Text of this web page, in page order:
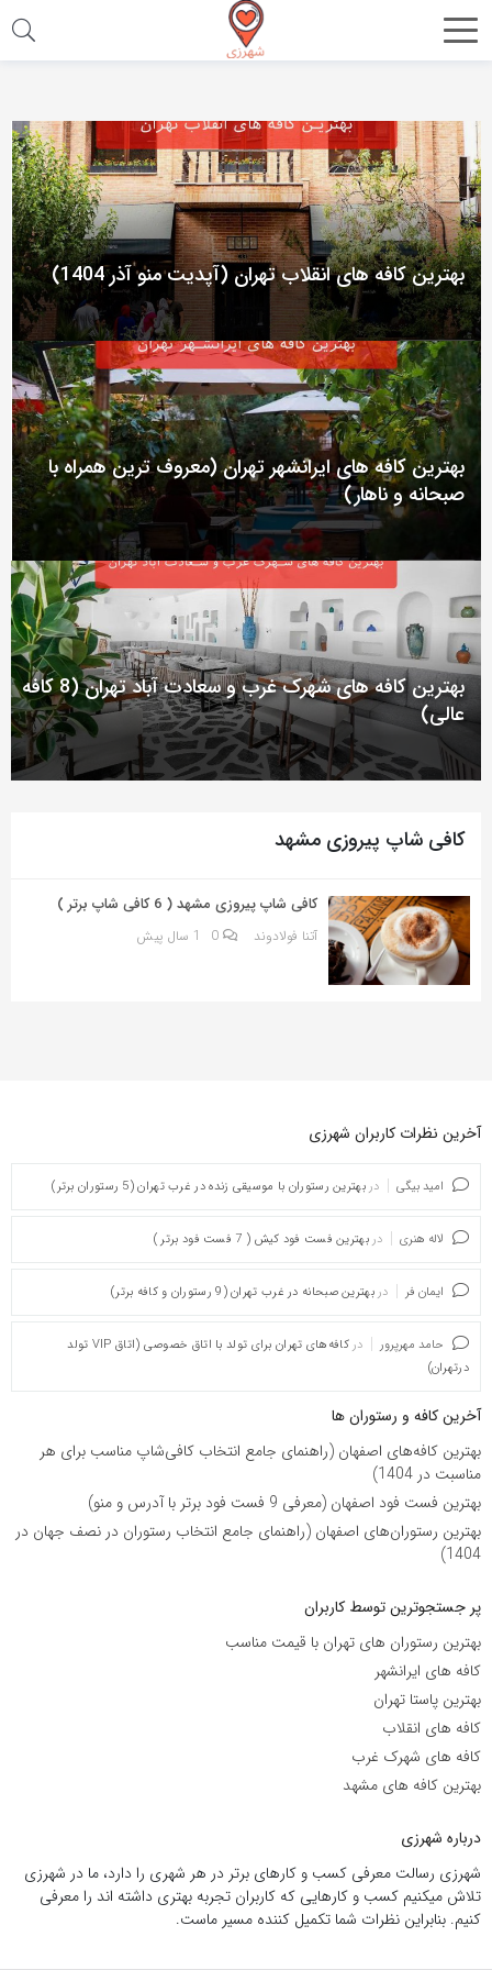
اشتراک
با
استفاده
از
روش‌های
زیر
می‌توانید
این
صفحه
را
با
دوستان
خود
به
بگذارید.
کپی
لینک
بهترین کافه های انقلاب تهران (آپدیت منو آذر 1404)
بهترین کافه های ایرانشهر تهران (معروف ترین همراه با
صبحانه و ناهار)
بهترین کافه های شهرک غرب و سعادت آباد تهران (8 کافه
عالی)
کافی شاپ پیروزی مشهد
کافی شاپ پیروزی مشهد ( 6 کافی شاپ برتر )
آتنا فولادوند 0 1 سال پیش
آخرین نظرات کاربران شهرزی
امید بیگی در بهترین رستوران با موسیقی زنده در غرب تهران (5 رستوران برتر)
لاله هنری در بهترین فست فود کیش ( 7 فست فود برتر )
ایمان فر در بهترین صبحانه در غرب تهران (9 رستوران و کافه برتر)
حامد مهرپرور در
کافه‌های تهران برای تولد با اتاق خصوصی (اتاق VIP تولد
درتهران)
آخرین کافه و رستوران ها
بهترین کافه‌های اصفهان (راهنمای جامع انتخاب کافی‌شاپ مناسب برای هر
مناسبت در 1404)
بهترین فست فود اصفهان (معرفی 9 فست فود برتر با آدرس و منو)
بهترین رستوران‌های اصفهان (راهنمای جامع انتخاب رستوران در نصف جهان در
1404)
پر جستجوترین توسط کاربران
بهترین رستوران های تهران با قیمت مناسب
کافه های ایرانشهر
بهترین پاستا تهران
کافه های انقلاب
کافه های شهرک غرب
بهترین کافه های مشهد
درباره شهرزی
شهرزی رسالت معرفی کسب و کارهای برتر در هر شهری را دارد، ما در شهرزی
تلاش میکنیم کسب و کارهایی که کاربران تجربه بهتری داشته اند را معرفی
کنیم. بنابراین نظرات شما تکمیل کننده مسیر ماست.